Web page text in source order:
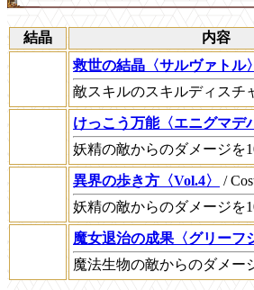
結晶
内容
救世の結晶〈サルヴァトル〉
敵スキルのスキルディスチ
けっこう万能〈エニグマデ
妖精の敵からのダメージを
異界の歩き方〈Vol.4〉
/
妖精の敵からのダメージを
魔女退治の成果〈グリーフ
魔法生物の敵からのダメー